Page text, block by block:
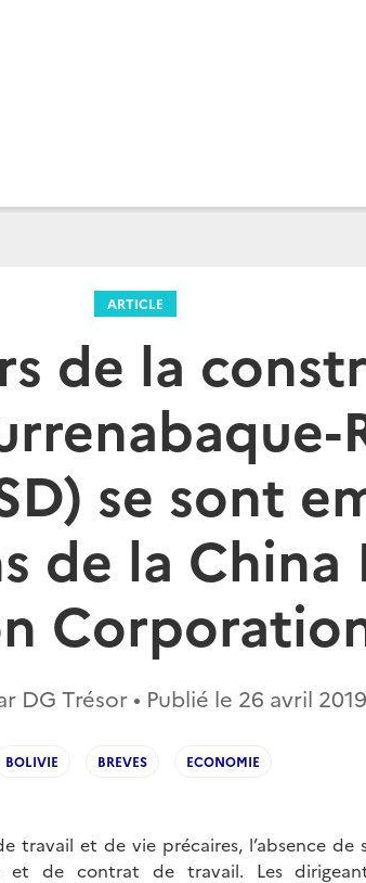
ARTICLE
de la
se sont
de la China
DG Trésor • Publié le 26 avril 2019
BOLIVIE BREVES ECONOMIE
travail et de vie précaires, l’absence de
et de contrat de travail. Les